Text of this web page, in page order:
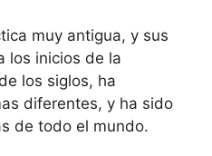
muy antigua, y sus
los inicios de la
los siglos, ha
diferentes, y ha sido
de todo el mundo.